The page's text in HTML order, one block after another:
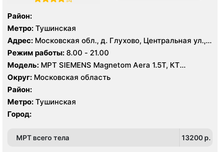
Район:
Метро: Тушинская
Адрес: Московская обл., д. Глухово, Центральная ул.,
34А
Режим работы: 8.00 - 21.00
Модель: МРТ SIEMENS Magnetom Aera 1.5Т, КТ
SIEMENS Somatom Perspective 128 срезов
Округ: Московская область
Район:
Метро: Тушинская
Город:
МРТ всего тела 13200 p.